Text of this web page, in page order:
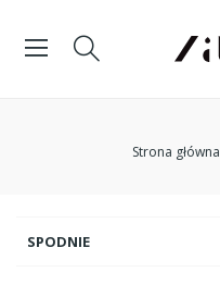
Strona główna
SPODNIE